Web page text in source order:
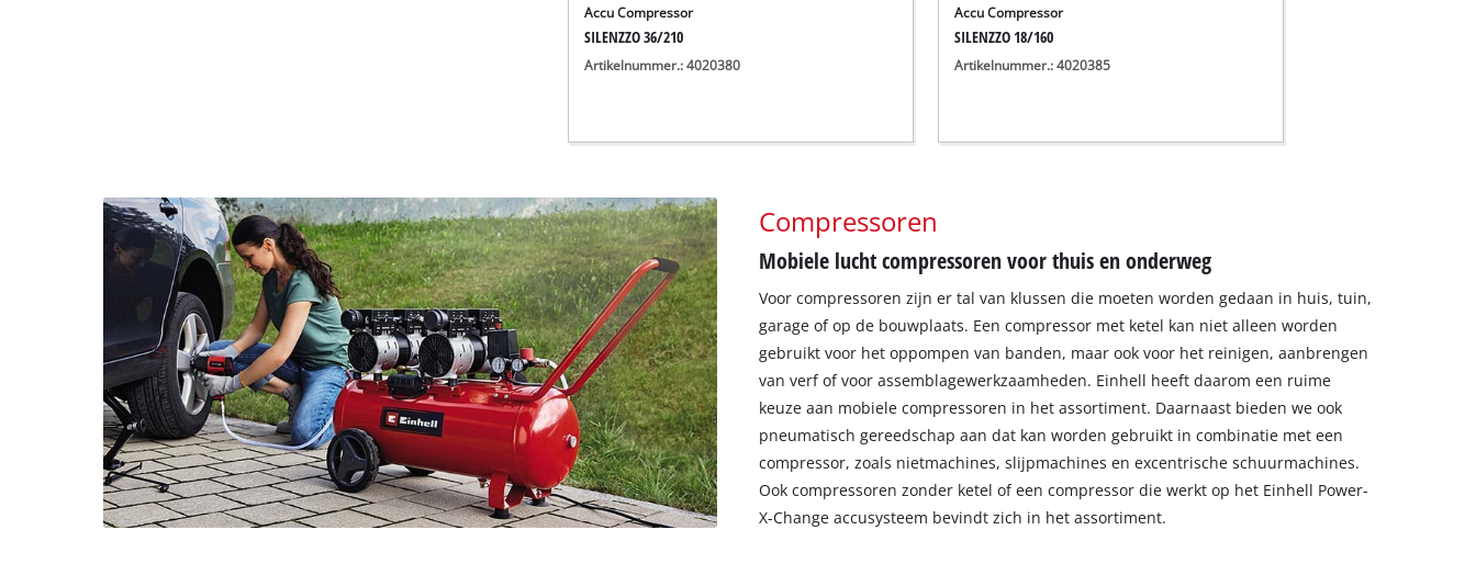
Accu Compressor
SILENZZO 36/210
Artikelnummer.: 4020380
Accu Compressor
SILENZZO 18/160
Artikelnummer.: 4020385
Compressoren
Mobiele lucht compressoren voor thuis en onderweg
Voor compressoren zijn er tal van klussen die moeten worden gedaan in huis, tuin,
garage of op de bouwplaats. Een compressor met ketel kan niet alleen worden
gebruikt voor het oppompen van banden, maar ook voor het reinigen, aanbrengen
van verf of voor assemblagewerkzaamheden. Einhell heeft daarom een ruime
keuze aan mobiele compressoren in het assortiment. Daarnaast bieden we ook
pneumatisch gereedschap aan dat kan worden gebruikt in combinatie met een
compressor, zoals nietmachines, slijpmachines en excentrische schuurmachines.
Ook compressoren zonder ketel of een compressor die werkt op het Einhell Power-
X-Change accusysteem bevindt zich in het assortiment.